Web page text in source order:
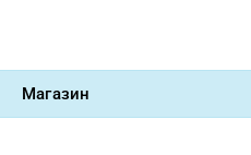
Магазин